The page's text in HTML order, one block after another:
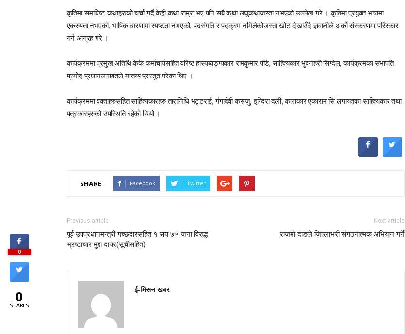
कृतिमा समाविष्ट कथाहरुको चर्चा गर्दै केही कथा राम्रा भए पनि सबै कथा लघुकथाजस्ता नभएको उल्लेख गरे । कृतिमा प्रयुक्त भाषामा
एकरुपता नभएको, भाषिक धारणामा स्पष्टता नभएको, पदसंगति र पदक्रम नमिलेकोजस्ता खोट देखाउँदै ज्ञवालीले अर्को संस्करणमा परिस्कार
गर्न आग्रह गरे ।
कार्यक्रममा प्रमुख अतिथि केके कर्माचार्यसहित वरिष्ठ हास्यब्यङ्ग्यकार रामकुमार पाँडे, साहित्यकार भुवनहरी सिग्देल, कार्यक्रमका सभापति
प्रमोद प्रधानलगायतले मन्तव्य प्रस्तुत गरेका थिए ।
कार्यक्रममा वक्ताहरुसहित साहित्यकारहरु तारानिधि भट्टराई, गंगादेवी कसजु, इन्दिरा दली, कलाकार एकाराम सिं लगायतका साहित्यकार तथा
पत्रकारहरुको उपस्थिति रहेको थियो ।
SHARE Facebook Twitter
Previous article
पूर्व उपप्रधानमन्त्री गच्छदारसहित १ सय ७५ जना विरुद्ध
भ्रष्टाचार मुद्दा दायर(सूचीसहित)
Next article
राजमो दाङले जिल्लाभरी संगठनात्मक अभियान गर्ने
ई-मिसन खबर
0
0
SHARES